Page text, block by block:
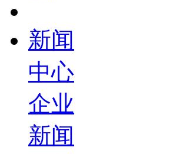
新闻
中心
企业
新闻